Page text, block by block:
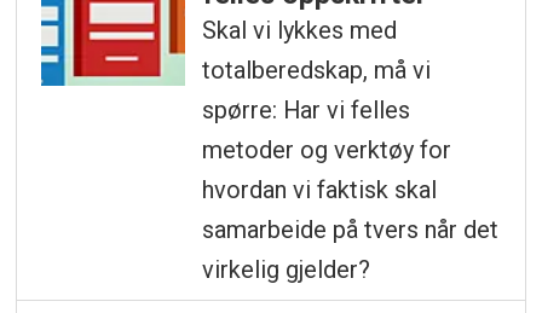
Skal vi lykkes med
totalberedskap, må vi
spørre: Har vi felles
metoder og verktøy for
hvordan vi faktisk skal
samarbeide på tvers når det
virkelig gjelder?